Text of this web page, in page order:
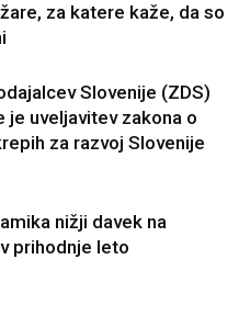
za katere kaže, da so
Slovenije (ZDS)
je uveljavitev zakona o
za razvoj Slovenije
nižji davek na
prihodnje leto